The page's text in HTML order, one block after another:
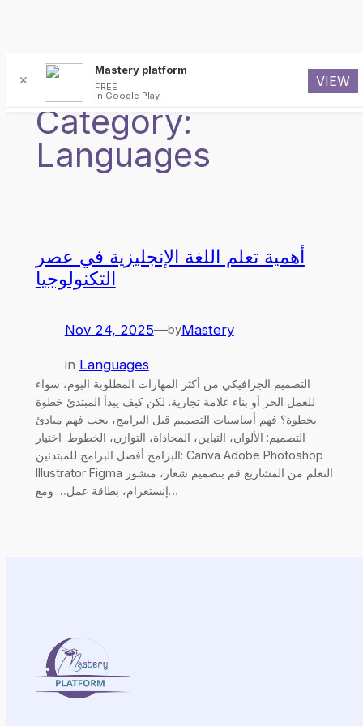
contentCategory:
Languages
أهمية تعلم اللغة الإنجليزية في عصر
التكنولوجيا
Nov 24, 2025—byMastery
in Languages
التصميم الجرافيكي من أكثر المهارات المطلوبة اليوم، سواء
للعمل الحر أو بناء علامة تجارية. لكن كيف يبدأ المبتدئ خطوة
بخطوة؟ فهم أساسيات التصميم قبل البرامج، يجب فهم مبادئ
التصميم: الألوان، التباين، المحاذاة، التوازن، الخطوط. اختيار
البرامج أفضل البرامج للمبتدئين: Canva Adobe Photoshop
Illustrator Figma التعلم من المشاريع قم بتصميم شعار، منشور
إنستغرام، بطاقة عمل… ومع…
✕
Mastery platform
FREE
In Google Play
VIEW